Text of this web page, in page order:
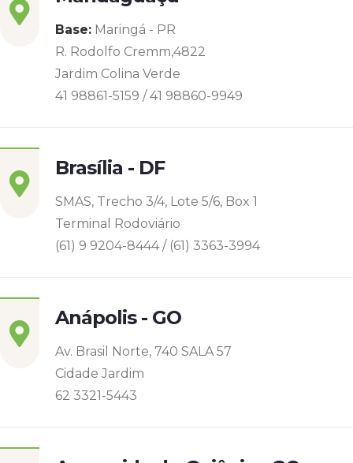
Base: Maringá - PR
R. Rodolfo Cremm,4822
Jardim Colina Verde
41 98861-5159 / 41 98860-9949
Brasília - DF
SMAS, Trecho 3/4, Lote 5/6, Box 1
Terminal Rodoviário
(61) 9 9204-8444 / (61) 3363-3994
Anápolis - GO
Av. Brasil Norte, 740 SALA 57
Cidade Jardim
62 3321-5443